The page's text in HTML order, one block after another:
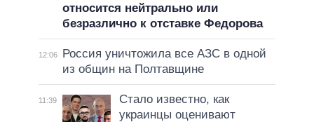
относится нейтрально или
безразлично к отставке Федорова
12:06
Россия уничтожила все АЗС в одной
из общин на Полтавщине
11:39
Стало известно, как
украинцы оценивают